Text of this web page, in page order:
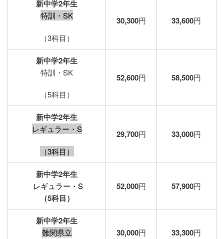
新中学2年生
特訓・SK
（3科目）
30,300円 33,600円
新中学2年生
特訓・SK
（5科目）
52,600円 58,500円
新中学2年生
レギュラー・S
（3科目）
29,700円 33,000円
新中学2年生
レギュラー・S
（5科目）
52,000円 57,900円
新中学2年生
難関県立 30,000円 33,300円